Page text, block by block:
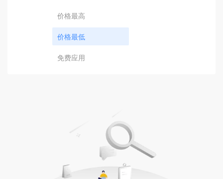
价格最高
价格最低
免费应用